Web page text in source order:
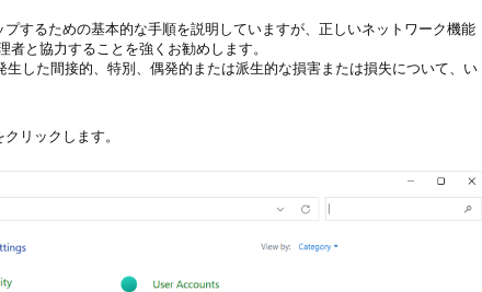
するための基本的な手順を説明していますが、正しいネットワーク機能
と協力することを強くお勧めします。
した間接的、特別、偶発的または派生的な損害または損失について、い
クリックします。